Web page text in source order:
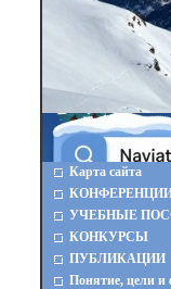
Карта сайта
УЧЕБНЫЕ
КОНКУРСЫ
ПУБЛИКАЦИИ
Понятие, цели и